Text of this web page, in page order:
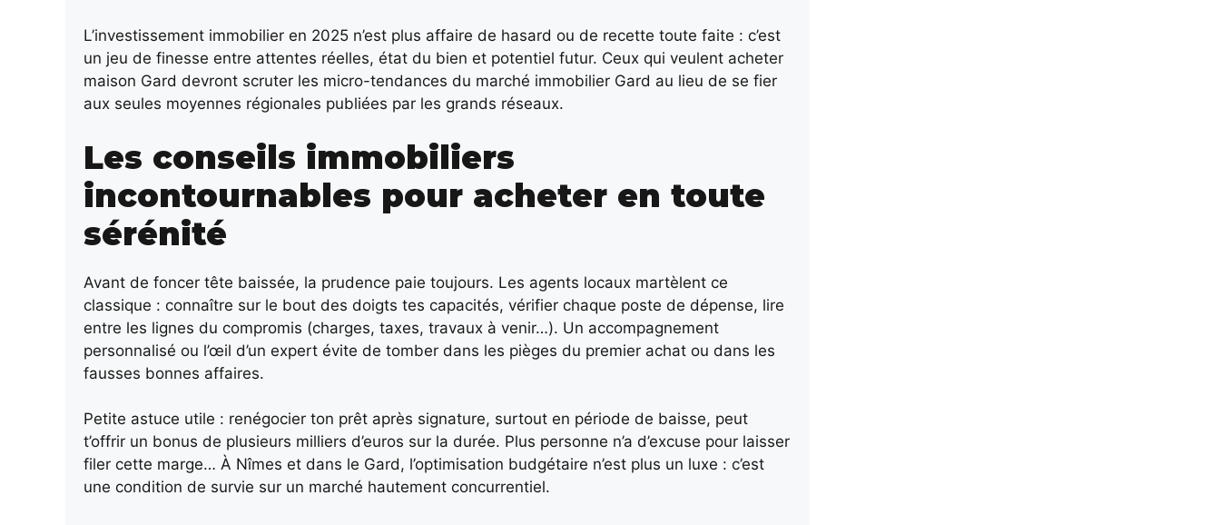
L’investissement immobilier en 2025 n’est plus affaire de hasard ou de recette toute faite : c’est
un jeu de finesse entre attentes réelles, état du bien et potentiel futur. Ceux qui veulent acheter
maison Gard devront scruter les micro-tendances du marché immobilier Gard au lieu de se fier
aux seules moyennes régionales publiées par les grands réseaux.
Les conseils immobiliers
incontournables pour acheter en toute
sérénité
Avant de foncer tête baissée, la prudence paie toujours. Les agents locaux martèlent ce
classique : connaître sur le bout des doigts tes capacités, vérifier chaque poste de dépense, lire
entre les lignes du compromis (charges, taxes, travaux à venir…). Un accompagnement
personnalisé ou l’œil d’un expert évite de tomber dans les pièges du premier achat ou dans les
fausses bonnes affaires.
Petite astuce utile : renégocier ton prêt après signature, surtout en période de baisse, peut
t’offrir un bonus de plusieurs milliers d’euros sur la durée. Plus personne n’a d’excuse pour laisser
filer cette marge… À Nîmes et dans le Gard, l’optimisation budgétaire n’est plus un luxe : c’est
une condition de survie sur un marché hautement concurrentiel.